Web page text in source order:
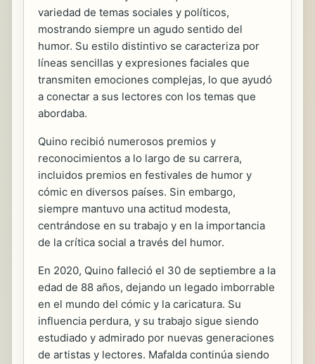
variedad de temas sociales y políticos,
mostrando siempre un agudo sentido del
humor. Su estilo distintivo se caracteriza por
líneas sencillas y expresiones faciales que
transmiten emociones complejas, lo que ayudó
a conectar a sus lectores con los temas que
abordaba.
Quino recibió numerosos premios y
reconocimientos a lo largo de su carrera,
incluidos premios en festivales de humor y
cómic en diversos países. Sin embargo,
siempre mantuvo una actitud modesta,
centrándose en su trabajo y en la importancia
de la crítica social a través del humor.
En 2020, Quino falleció el 30 de septiembre a la
edad de 88 años, dejando un legado imborrable
en el mundo del cómic y la caricatura. Su
influencia perdura, y su trabajo sigue siendo
estudiado y admirado por nuevas generaciones
de artistas y lectores. Mafalda continúa siendo